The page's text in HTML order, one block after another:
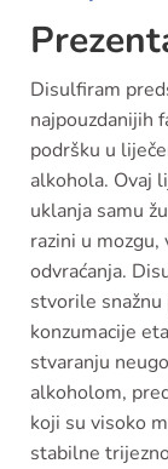
Disulfiram
najpouzdanijih
podršku u
alkohola. Ovaj
uklanja samu
razini u
odvraćanja.
stvorile
konzumacije
stvaranju
alkoholom,
koji su visoko
stabilne